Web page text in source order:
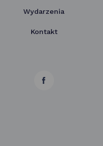
Wydarzenia
Kontakt
link